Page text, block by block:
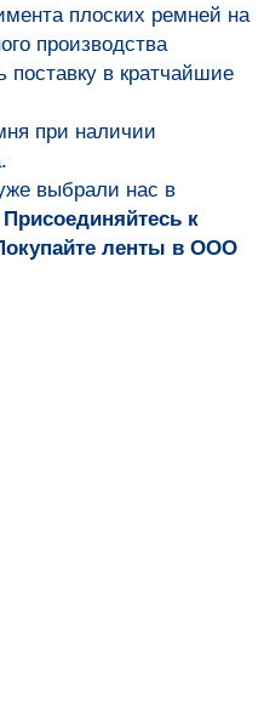
плоских ремней на
производства
поставку в кратчайшие
при наличии
выбрали нас в
Присоединяйтесь к
ленты в ООО